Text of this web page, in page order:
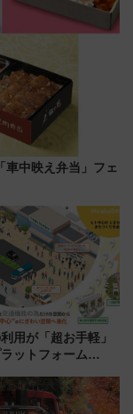
車中映え弁当」フェ
用が「超お手軽」
ットフォーム
申請 物販や演奏会な
日本】